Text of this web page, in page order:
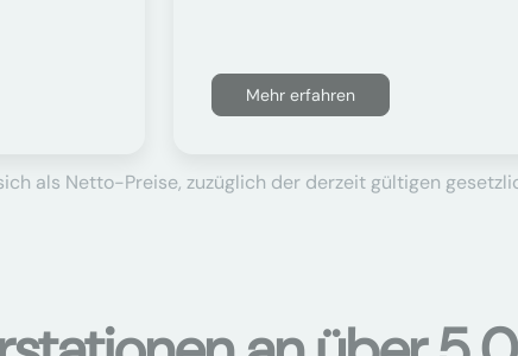
Mehr erfahren
als Netto-Preise, zuzüglich der derzeit gültigen